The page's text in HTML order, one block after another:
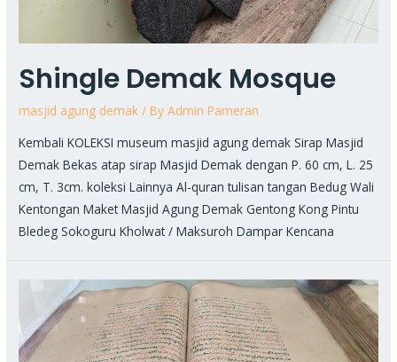
Shingle Demak Mosque
masjid agung demak / ByAdmin Pameran
Kembali KOLEKSI museum masjid agung demak Sirap Masjid
Demak Bekas atap sirap Masjid Demak dengan P. 60 cm, L. 25
cm, T. 3cm. koleksi Lainnya Al-quran tulisan tangan Bedug Wali
Kentongan Maket Masjid Agung Demak Gentong Kong Pintu
Bledeg Sokoguru Kholwat / Maksuroh Dampar Kencana
Al-
quran
handwriting